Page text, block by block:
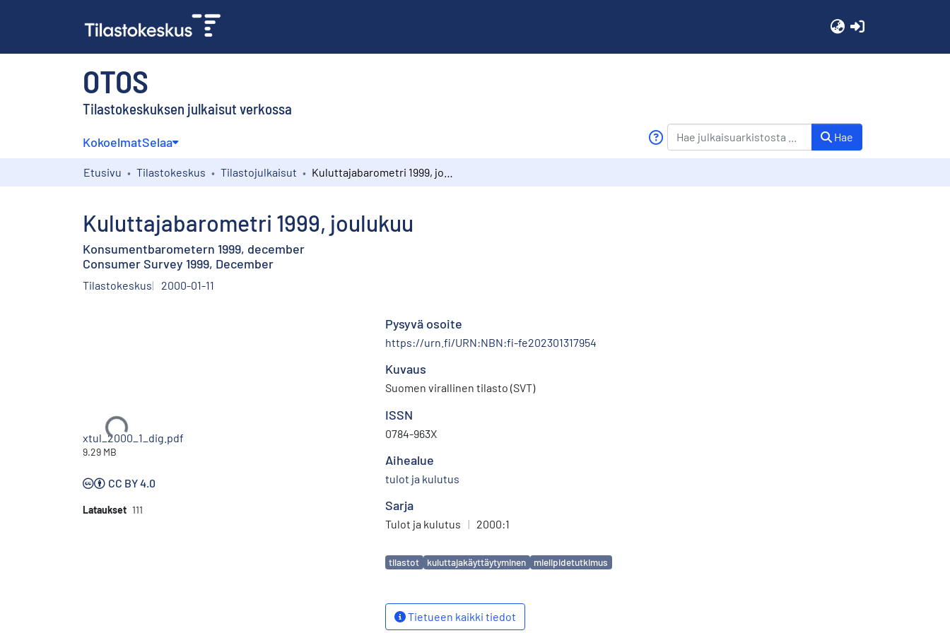
OTOS
Tilastokeskuksen julkaisut verkossa
KokoelmatSelaa Hae
Etusivu Tilastokeskus Tilastojulkaisut
Kuluttajabarometri 1999, joulukuu
Konsumentbarometern 1999, december
Consumer Survey 1999, December
Tilastokeskus 2000-01-11
Ladataan...
xtul_2000_1_dig.pdf
9.29 MB
CC BY 4.0
Lataukset 111
Pysyvä osoite
https://urn.fi/URN:NBN:fi-fe202301317954
Kuvaus
Suomen virallinen tilasto (SVT)
ISSN
0784-963X
Aihealue
tulot ja kulutus
Sarja
Tulot ja kulutus | 2000:1
Avainsanat
tilastot kuluttajakäyttäytyminen mielipidetutkimus
Tietueen kaikki tiedot